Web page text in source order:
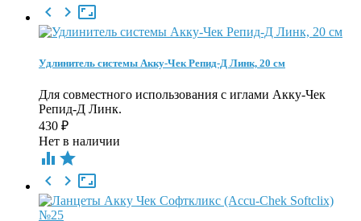

 
Удлинитель системы Акку-Чек Репид-Д Линк, 20 см
Для совместного использования с иглами Акку-Чек
Репид-Д Линк.
430 ₽
Нет в наличии
 

 